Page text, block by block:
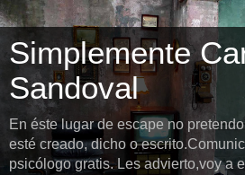
Simplemente
Sandoval
En éste lugar de escape no
esté creado, dicho o
psicólogo gratis. Les advierto,voy a